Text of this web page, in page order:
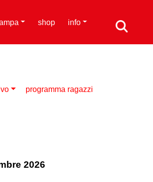
shop info
programma ragazzi
2026